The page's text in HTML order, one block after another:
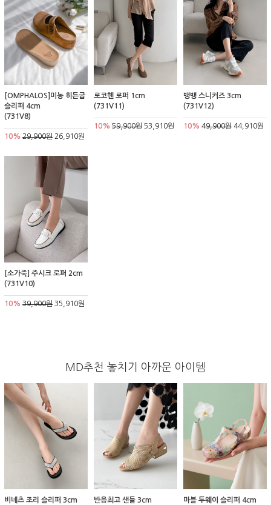
[OMPHALOS]미농 히든굽
슬리퍼 4cm
(731V8)
10% 29,900원 26,910원
로코헨 로퍼 1cm
(731V11)
10% 59,900원53,910원
뱅뱅 스니커즈 3cm
(731V12)
10% 49,900원44,910원
[소가죽] 주시크 로퍼 2cm
(731V10)
10% 39,900원 35,910원
MD추천 놓치기 아까운 아이템
비네츠 조리 슬리퍼 3cm
반응최고 샌들 3cm
마블 투웨이 슬리퍼 4cm